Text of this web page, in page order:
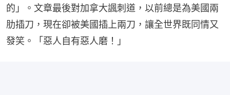
的」。文章最後對加拿大諷刺道，以前總是為美國兩
肋插刀，現在卻被美國插上兩刀，讓全世界既同情又
發笑。「惡人自有惡人磨！」